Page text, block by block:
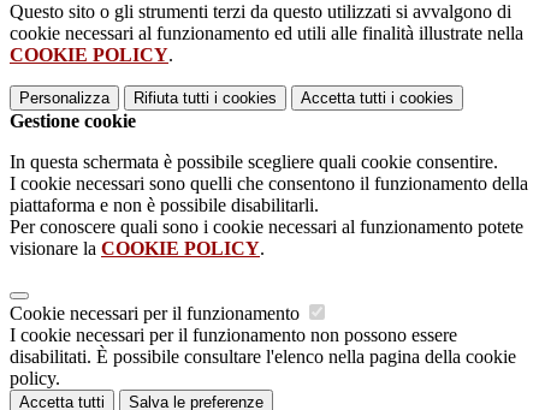
Questo sito o gli strumenti terzi da questo utilizzati si avvalgono di
cookie necessari al funzionamento ed utili alle finalità illustrate nella
COOKIE POLICY.
Personalizza Rifiuta tutti i cookies Accetta tutti i cookies
Gestione cookie
In questa schermata è possibile scegliere quali cookie consentire.
I cookie necessari sono quelli che consentono il funzionamento della
piattaforma e non è possibile disabilitarli.
Per conoscere quali sono i cookie necessari al funzionamento potete
visionare la COOKIE POLICY.
Cookie necessari per il funzionamento
I cookie necessari per il funzionamento non possono essere
disabilitati. È possibile consultare l'elenco nella pagina della cookie
policy.
Accetta tutti Salva le preferenze